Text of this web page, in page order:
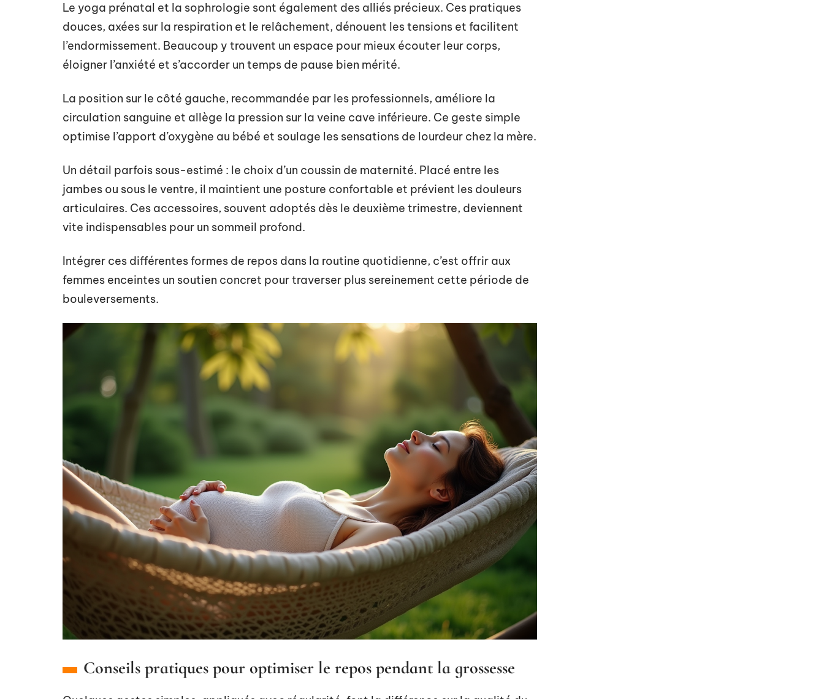
Le yoga prénatal et la sophrologie sont également des alliés précieux. Ces pratiques
douces, axées sur la respiration et le relâchement, dénouent les tensions et facilitent
l’endormissement. Beaucoup y trouvent un espace pour mieux écouter leur corps,
éloigner l’anxiété et s’accorder un temps de pause bien mérité.
La position sur le côté gauche, recommandée par les professionnels, améliore la
circulation sanguine et allège la pression sur la veine cave inférieure. Ce geste simple
optimise l’apport d’oxygène au bébé et soulage les sensations de lourdeur chez la mère.
Un détail parfois sous-estimé : le choix d’un coussin de maternité. Placé entre les
jambes ou sous le ventre, il maintient une posture confortable et prévient les douleurs
articulaires. Ces accessoires, souvent adoptés dès le deuxième trimestre, deviennent
vite indispensables pour un sommeil profond.
Intégrer ces différentes formes de repos dans la routine quotidienne, c’est offrir aux
femmes enceintes un soutien concret pour traverser plus sereinement cette période de
bouleversements.
Conseils pratiques pour optimiser le repos pendant la grossesse